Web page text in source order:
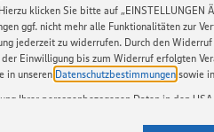
klicken Sie bitte auf „EINSTELLUNGEN
ggf. nicht mehr alle Funktionalitäten zur
jederzeit zu widerrufen. Durch den
Einwilligung bis zum Widerruf erfolgten
in unseren Datenschutzbestimmungen sowie
Ihrer personenbezogenen Daten in den
auf unserer Webseite Videos von YouTube
Märkten melden“, so Julia
als Bestandteil der
Aktionen wie der Teilnahme an
jetzt im September und der
immer wieder für